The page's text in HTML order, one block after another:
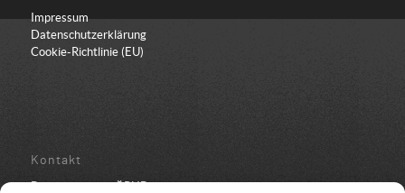
Impressum
Datenschutzerklärung
Cookie-Richtlinie (EU)
Kontakt
Bundesbüro der ÖRHB